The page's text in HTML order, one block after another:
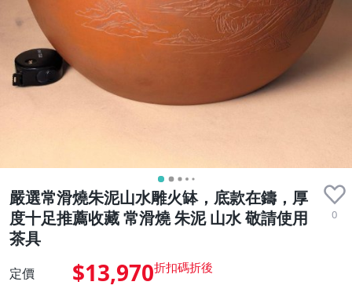
嚴選常滑燒朱泥山水雕火缽，底款在鑄，厚
度十足推薦收藏 常滑燒 朱泥 山水 敬請使用
茶具
0
定價 $13,970